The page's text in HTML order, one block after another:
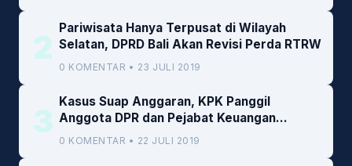
2
Pariwisata Hanya Terpusat di Wilayah
Selatan, DPRD Bali Akan Revisi Perda RTRW
0 KOMENTAR • 23 JULI 2019
3
Kasus Suap Anggaran, KPK Panggil
Anggota DPR dan Pejabat Keuangan
Kemenkeu
0 KOMENTAR • 22 JULI 2019